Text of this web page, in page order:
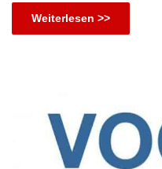
Weiterlesen >>